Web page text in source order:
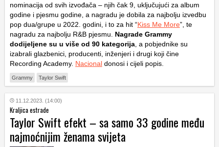
nominacija od svih izvođača – njih čak 9, uključujući za album
godine i pjesmu godine, a nagradu je dobila za najbolju izvedbu
pop dua/grupe u 2022. godini, i to za hit “Kiss Me More”, te
nagradu za najbolju R&B pjesmu. Nagrade Grammy
dodijeljene su u više od 90 kategorija , a pobjednike su
izabrali glazbenici, producenti, inženjeri i drugi koji čine
Recording Academy. Nacional donosi i cijeli popis.
Grammy Taylor Swift
11.12.2023. (14:00)
Kraljica estrade
Taylor Swift efekt – sa samo 33 godine među
najmoćnijim ženama svijeta